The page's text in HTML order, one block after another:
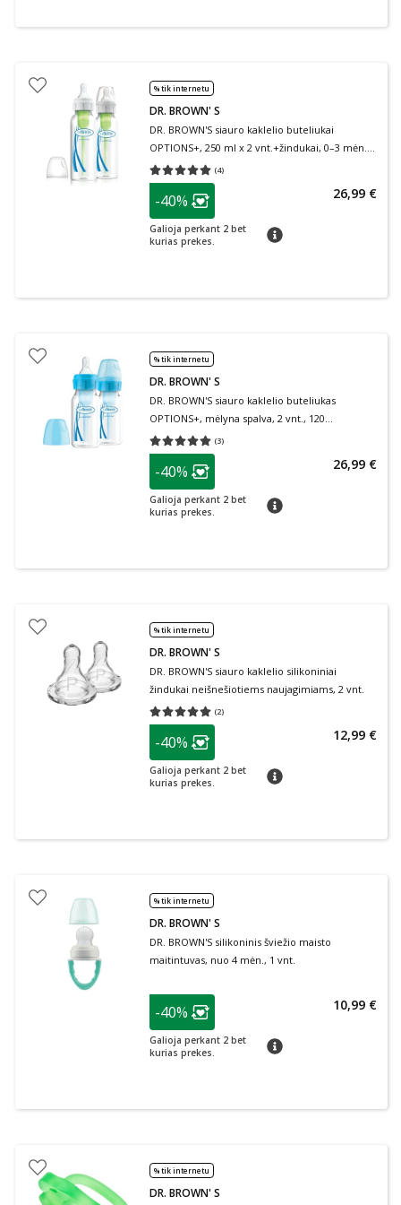
% tik internetu
DR. BROWN' S
DR. BROWN'S siauro kaklelio buteliukai
OPTIONS+, 250 ml x 2 vnt.+žindukai, 0–3 mėn.,
2 vnt., + valymo šepetėlis, 1 vnt.
(4)
Vidutinis įvertinimas 5.00
patarimas
Lojalumo klubo narių nuolaida
-40%
Galioja perkant 2 bet
kurias prekes.
patarimas
26,99 €
% tik internetu
DR. BROWN' S
DR. BROWN'S siauro kaklelio buteliukas
OPTIONS+, mėlyna spalva, 2 vnt., 120
ml+žindukas, 0–3 mėn., 2 vnt., + valymo
šepetėlis, 1 vnt.
(3)
Vidutinis įvertinimas 5.00
patarimas
Lojalumo klubo narių nuolaida
-40%
Galioja perkant 2 bet
kurias prekes.
patarimas
26,99 €
% tik internetu
DR. BROWN' S
DR. BROWN'S siauro kaklelio silikoniniai
žindukai neišnešiotiems naujagimiams, 2 vnt.
(2)
Vidutinis įvertinimas 5.00
patarimas
Lojalumo klubo narių nuolaida
-40%
Galioja perkant 2 bet
kurias prekes.
patarimas
12,99 €
% tik internetu
DR. BROWN' S
DR. BROWN'S silikoninis šviežio maisto
maitintuvas, nuo 4 mėn., 1 vnt.
patarimas
Lojalumo klubo narių nuolaida
-40%
Galioja perkant 2 bet
kurias prekes.
patarimas
10,99 €
% tik internetu
DR. BROWN' S